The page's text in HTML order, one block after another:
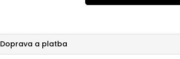
Doprava a platba